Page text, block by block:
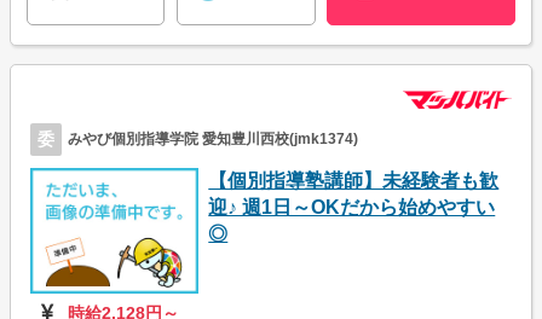
委 みやび個別指導学院 愛知豊川西校(jmk1374)
【個別指導塾講師】未経験者も歓
迎♪ 週1日～OKだから始めやすい
◎
時給2,128円～